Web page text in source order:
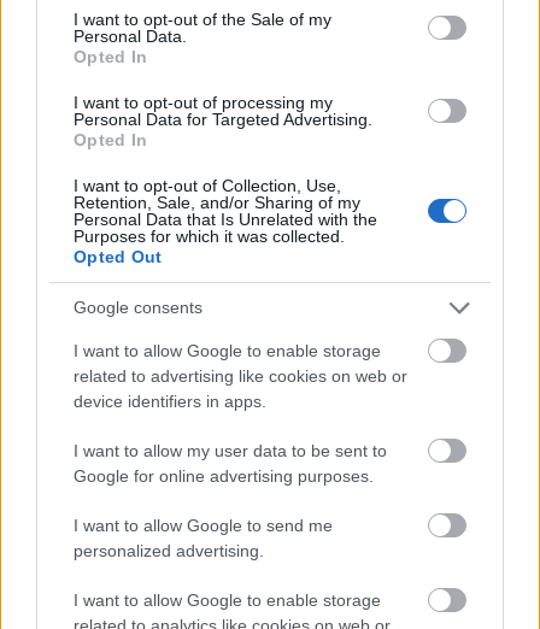
consent section.
I want to opt-out of the Sale of my
Personal Data.
Opted In
I want to opt-out of processing my
Personal Data for Targeted Advertising.
Opted In
I want to opt-out of Collection, Use,
Retention, Sale, and/or Sharing of my
Personal Data that Is Unrelated with the
Purposes for which it was collected.
Opted Out
Google consents
I want to allow Google to enable storage
related to advertising like cookies on web or
device identifiers in apps.
I want to allow my user data to be sent to
Google for online advertising purposes.
I want to allow Google to send me
personalized advertising.
I want to allow Google to enable storage
related to analytics like cookies on web or
februárjában valósult meg, akkor sikerült a
New York-i Central Parkban felállítaniuk
kaput.
türelem példaképei, mert úgy tartják:
elképzeléseik minden fázisa része a műnek.
Véleményük szerint A kapuk még szebbek
lettek, mint elképzelték, mert két nap után
váratlanul esni kezdett a hó és a hatás
csodálatos volt - írta az El País című spanyol
napilap.